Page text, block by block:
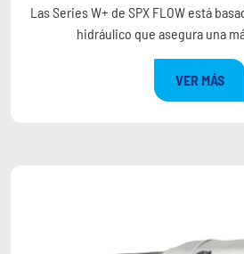
Las Series W+ de SPX FLOW está
hidráulico que asegura una
VER MÁS